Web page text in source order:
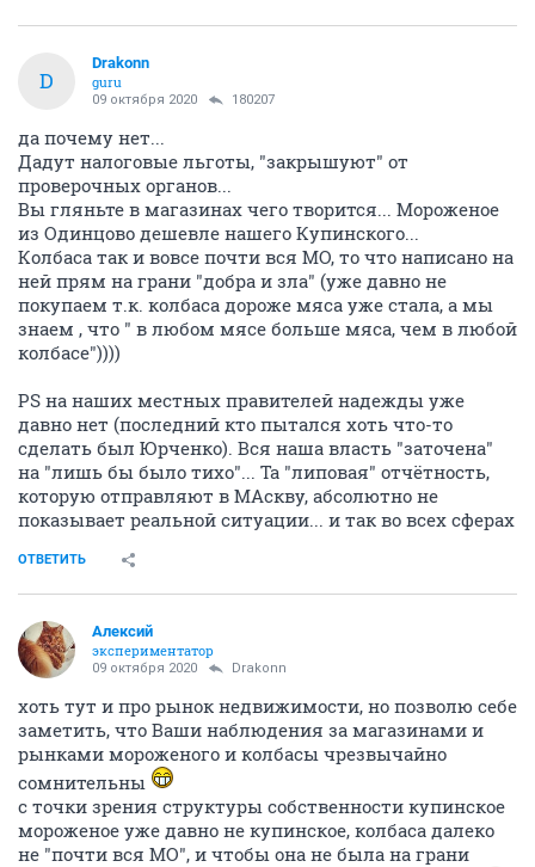
D
Drakonn
guru
09 октября 2020 180207
да почему нет...
Дадут налоговые льготы, "закрышуют" от
проверочных органов...
Вы гляньте в магазинах чего творится... Мороженое
из Одинцово дешевле нашего Купинского...
Колбаса так и вовсе почти вся МО, то что написано на
ней прям на грани "добра и зла" (уже давно не
покупаем т.к. колбаса дороже мяса уже стала, а мы
знаем , что " в любом мясе больше мяса, чем в любой
колбасе"))))
PS на наших местных правителей надежды уже
давно нет (последний кто пытался хоть что-то
сделать был Юрченко). Вся наша власть "заточена"
на "лишь бы было тихо"... Та "липовая" отчётность,
которую отправляют в МАскву, абсолютно не
показывает реальной ситуации... и так во всех сферах
ОТВЕТИТЬ
Алексий
экспериментатор
09 октября 2020 Drakonn
хоть тут и про рынок недвижимости, но позволю себе
заметить, что Ваши наблюдения за магазинами и
рынками мороженого и колбасы чрезвычайно
сомнительны
с точки зрения структуры собственности купинское
мороженое уже давно не купинское, колбаса далеко
не "почти вся МО", и чтобы она не была на грани